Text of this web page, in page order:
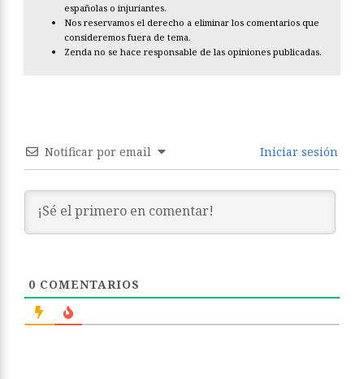
españolas o injuriantes.
Nos reservamos el derecho a eliminar los comentarios que
consideremos fuera de tema.
Zenda no se hace responsable de las opiniones publicadas.
Notificar por email Iniciar sesión
0 COMENTARIOS